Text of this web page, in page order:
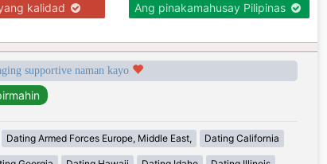
kalidad Ang pinakamahusay Pilipinas
supportive naman kayo
Dating Armed Forces Europe, Middle East, Dating California